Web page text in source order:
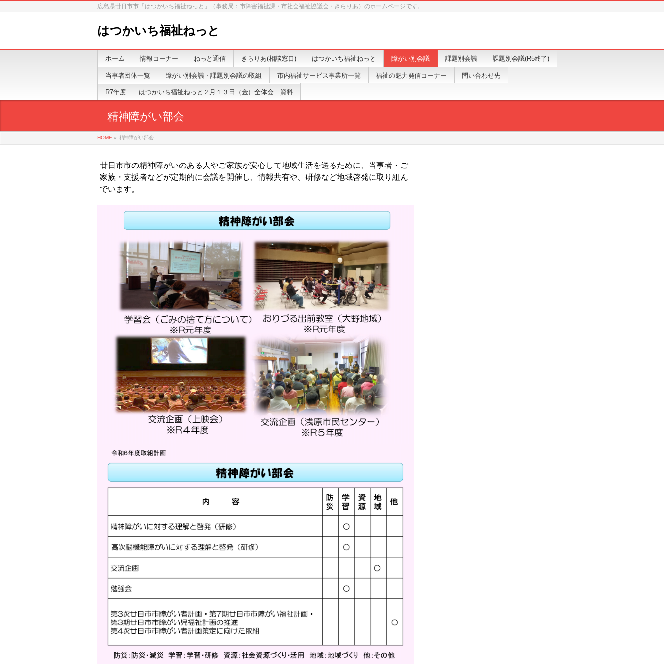
広島県廿日市市「はつかいち福祉ねっと」（事務局：市障害福祉課・市社会福祉協議会・きらりあ）のホームページです。
はつかいち福祉ねっと
ホーム 情報コーナー ねっと通信 きらりあ(相談窓口) はつかいち福祉ねっと 障がい別会議 課題別会議 課題別会議(R5終了)
当事者団体一覧 障がい別会議・課題別会議の取組 市内福祉サービス事業所一覧 福祉の魅力発信コーナー 問い合わせ先
R7年度 はつかいち福祉ねっと２月１３日（金）全体会 資料
精神障がい部会
HOME » 精神障がい部会
廿日市市の精神障がいのある人やご家族が安心して地域生活を送るために、当事者・ご
家族・支援者などが定期的に会議を開催し、情報共有や、研修など地域啓発に取り組ん
でいます。